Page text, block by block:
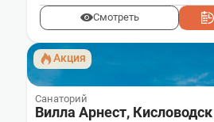
Смотреть
Акция
Санаторий
Вилла Арнест, Кисловодск